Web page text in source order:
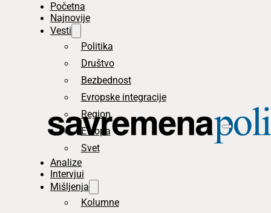
Početna
Najnovije
Vesti
Politika
Društvo
Bezbednost
Evropske integracije
Region
Evropa
Svet
Analize
Intervjui
Mišljenja
Kolumne